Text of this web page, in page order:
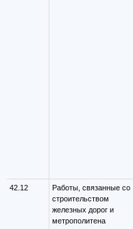
42.12
Работы, связанные со
строительством
железных дорог и
метрополитена